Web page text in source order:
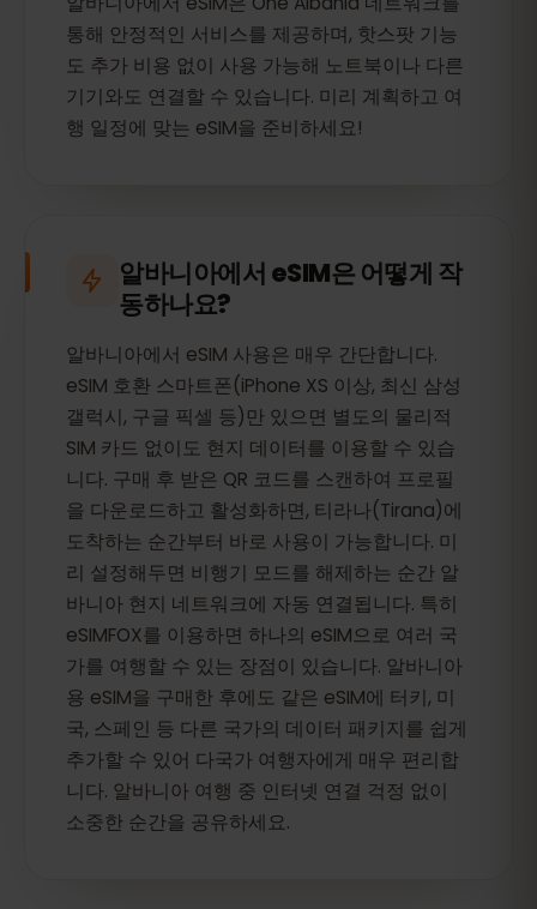
통해 안정적인 서비스를 제공하며, 핫스팟 기능
도 추가 비용 없이 사용 가능해 노트북이나 다른
기기와도 연결할 수 있습니다. 미리 계획하고 여
행 일정에 맞는 eSIM을 준비하세요!
알바니아에서 eSIM은 어떻게 작
동하나요?
알바니아에서 eSIM 사용은 매우 간단합니다.
eSIM 호환 스마트폰(iPhone XS 이상, 최신 삼성
갤럭시, 구글 픽셀 등)만 있으면 별도의 물리적
SIM 카드 없이도 현지 데이터를 이용할 수 있습
니다. 구매 후 받은 QR 코드를 스캔하여 프로필
을 다운로드하고 활성화하면, 티라나(Tirana)에
도착하는 순간부터 바로 사용이 가능합니다. 미
리 설정해두면 비행기 모드를 해제하는 순간 알
바니아 현지 네트워크에 자동 연결됩니다. 특히
eSIMFOX를 이용하면 하나의 eSIM으로 여러 국
가를 여행할 수 있는 장점이 있습니다. 알바니아
용 eSIM을 구매한 후에도 같은 eSIM에 터키, 미
국, 스페인 등 다른 국가의 데이터 패키지를 쉽게
추가할 수 있어 다국가 여행자에게 매우 편리합
니다. 알바니아 여행 중 인터넷 연결 걱정 없이
소중한 순간을 공유하세요.